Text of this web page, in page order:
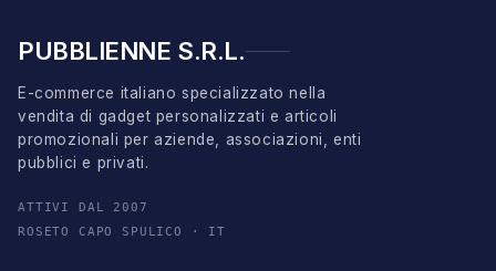
PUBBLIENNE S.R.L.
E-commerce italiano specializzato nella
vendita di gadget personalizzati e articoli
promozionali per aziende, associazioni, enti
pubblici e privati.
ATTIVI DAL 2007
ROSETO CAPO SPULICO · IT